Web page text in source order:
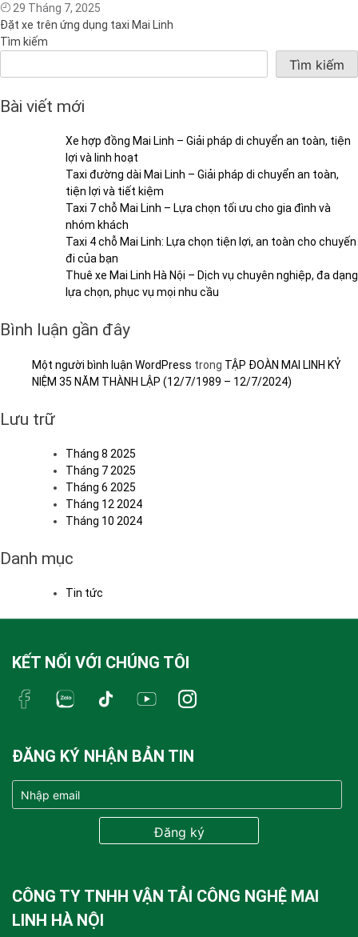
29 Tháng 7, 2025
Đặt xe trên ứng dụng taxi Mai Linh
Tìm kiếm
Tìm kiếm
Bài viết mới
Xe hợp đồng Mai Linh – Giải pháp di chuyển an toàn, tiện
lợi và linh hoạt
Taxi đường dài Mai Linh – Giải pháp di chuyển an toàn,
tiện lợi và tiết kiệm
Taxi 7 chỗ Mai Linh – Lựa chọn tối ưu cho gia đình và
nhóm khách
Taxi 4 chỗ Mai Linh: Lựa chọn tiện lợi, an toàn cho chuyến
đi của bạn
Thuê xe Mai Linh Hà Nội – Dịch vụ chuyên nghiệp, đa dạng
lựa chọn, phục vụ mọi nhu cầu
Bình luận gần đây
Một người bình luận WordPress trong TẬP ĐOÀN MAI LINH KỶ
NIỆM 35 NĂM THÀNH LẬP (12/7/1989 – 12/7/2024)
Lưu trữ
Tháng 8 2025
Tháng 7 2025
Tháng 6 2025
Tháng 12 2024
Tháng 10 2024
Danh mục
Tin tức
KẾT NỐI VỚI CHÚNG TÔI
ĐĂNG KÝ NHẬN BẢN TIN
CÔNG TY TNHH VẬN TẢI CÔNG NGHỆ MAI
LINH HÀ NỘI